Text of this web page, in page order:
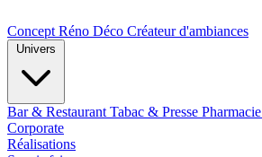
Concept Réno Déco Créateur d'ambiances
Bar & Restaurant Tabac & Presse Pharmacie
Corporate
Réalisations